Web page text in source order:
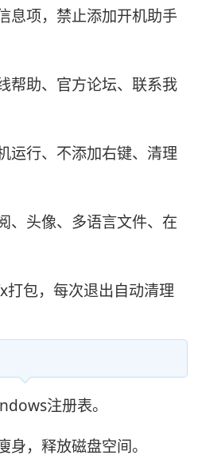
息项，禁止添加开机助手
帮助、官方论坛、联系我
运行、不添加右键、清理
、头像、多语言文件、在
打包，每次退出自动清理
注册表。
，释放磁盘空间。